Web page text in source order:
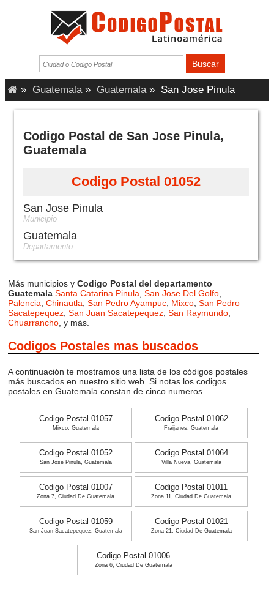
» Guatemala » Guatemala » San Jose Pinula
Codigo Postal de San Jose Pinula,
Guatemala
Codigo Postal 01052
San Jose Pinula
Municipio
Guatemala
Departamento
Más municipios y Codigo Postal del departamento
Guatemala Santa Catarina Pinula San Jose Del Golfo
Palencia Chinautla San Pedro Ayampuc Mixco San Pedro
Sacatepequez San Juan Sacatepequez San Raymundo
Chuarrancho , y más.
Codigos Postales mas buscados
A continuación te mostramos una lista de los códigos postales
más buscados en nuestro sitio web. Si notas los codigos
postales en Guatemala constan de cinco numeros.
Codigo Postal 01057
Mixco, Guatemala
Codigo Postal 01062
Fraijanes, Guatemala
Codigo Postal 01052
San Jose Pinula, Guatemala
Codigo Postal 01064
Villa Nueva, Guatemala
Codigo Postal 01007
Zona 7, Ciudad De Guatemala
Codigo Postal 01011
Zona 11, Ciudad De Guatemala
Codigo Postal 01059
San Juan Sacatepequez, Guatemala
Codigo Postal 01021
Zona 21, Ciudad De Guatemala
Codigo Postal 01006
Zona 6, Ciudad De Guatemala